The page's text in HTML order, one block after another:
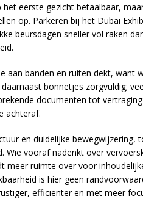
eerste gezicht betaalbaar,
op. Parkeren bij het Dubai
beursdagen sneller vol raken
aan banden en ruiten dekt, want
bonnetjes zorgvuldig;
documenten tot
achteraf.
en duidelijke bewegwijzering,
Wie vooraf nadenkt over
meer ruimte over voor
is hier geen
efficiënter en met meer